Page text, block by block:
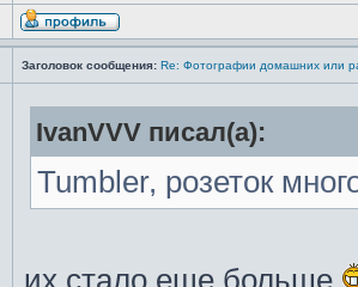
Заголовок сообщения: Re: Фотографии домашних или
IvanVVV писал(а):
Tumbler, розеток
их стало еще больше